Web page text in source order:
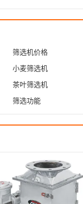
筛选机价格
小麦筛选机
茶叶筛选机
筛选功能